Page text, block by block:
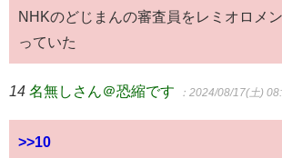
NHKのどじまんの審査員をレミオロメ
っていた
14 名無しさん＠恐縮です ：2024/08/17(土)
>>10